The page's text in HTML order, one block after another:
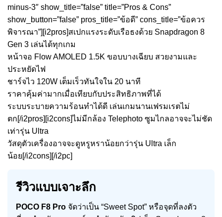
minus-3″ show_title=”false” title=”Pros & Cons”
show_button=”false” pros_title=”ข้อดี” cons_title=”ข้อควร
พิจารณา”][i2pros]สเปกแรงระดับเรือธงด้วย Snapdragon 8
Gen 3 เล่นได้ทุกเกม
หน้าจอ Flow AMOLED 1.5K ขอบบางเฉียบ สวยงามและ
ประหยัดไฟ
ชาร์จไว 120W เต็มเร็วทันใจใน 20 นาที
ราคาคุ้มค่ามากเมื่อเทียบกับประสิทธิภาพที่ได้
ระบบระบายความร้อนทำได้ดี เล่นเกมนานเฟรมเรตไม่
ตก[/i2pros][i2cons]ไม่มีกล้อง Telephoto ซูมไกลอาจจะไม่ชัด
เท่ารุ่น Ultra
วัสดุตัวเครื่องอาจจะดูหรูหราน้อยกว่ารุ่น Ultra เล็ก
น้อย[/i2cons][/i2pc]
รีวิวแบบเจาะลึก
POCO F8 Pro จัดว่าเป็น “Sweet Spot” หรือจุดที่ลงตัว